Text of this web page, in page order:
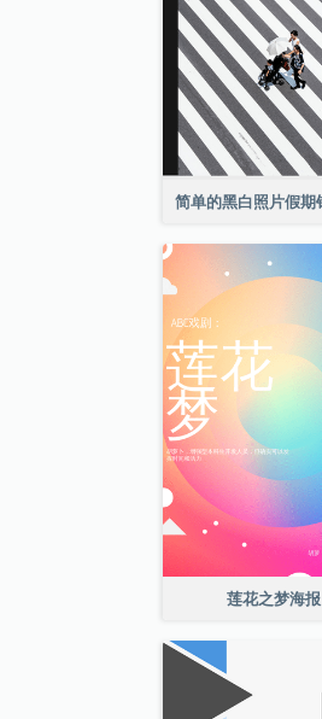
莲花之梦海报